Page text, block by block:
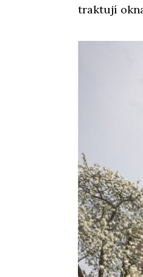
traktují